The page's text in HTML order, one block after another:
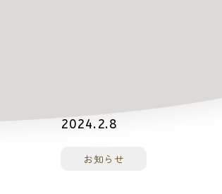
2024.2.8
お知らせ